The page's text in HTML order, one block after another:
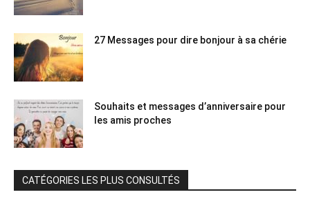
27 Messages pour dire bonjour à sa chérie
Souhaits et messages d’anniversaire pour
les amis proches
CATÉGORIES LES PLUS CONSULTÉS